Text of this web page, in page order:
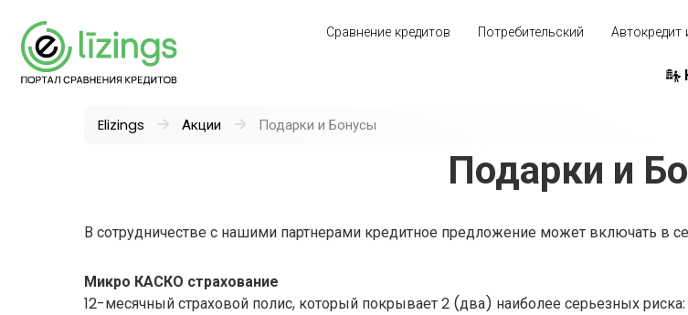
Сравнение кредитов Потребительский Автокредит
Elizings Акции Подарки и Бонусы
Подарки и
В сотрудничестве с нашими партнерами кредитное предложение может включать в
Микро КАСКО страхование
12-месячный страховой полис, который покрывает 2 (два) наиболее серьезных риска: